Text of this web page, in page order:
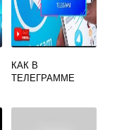
КАК В
ТЕЛЕГРАММЕ